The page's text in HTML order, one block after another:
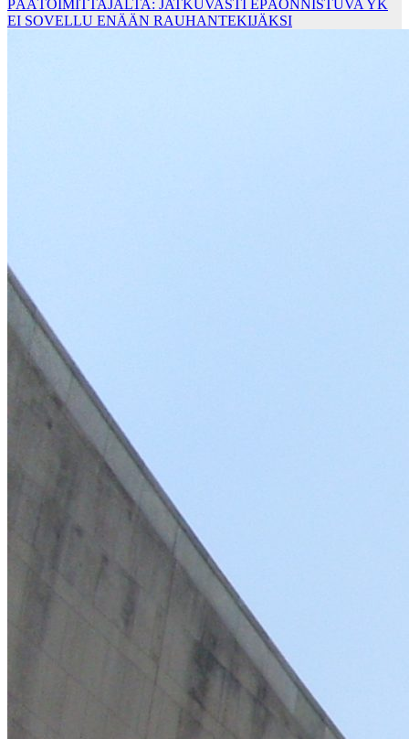
PÄÄTOIMITTAJALTA: JATKUVASTI EPÄONNISTUVA YK
EI SOVELLU ENÄÄN RAUHANTEKIJÄKSI